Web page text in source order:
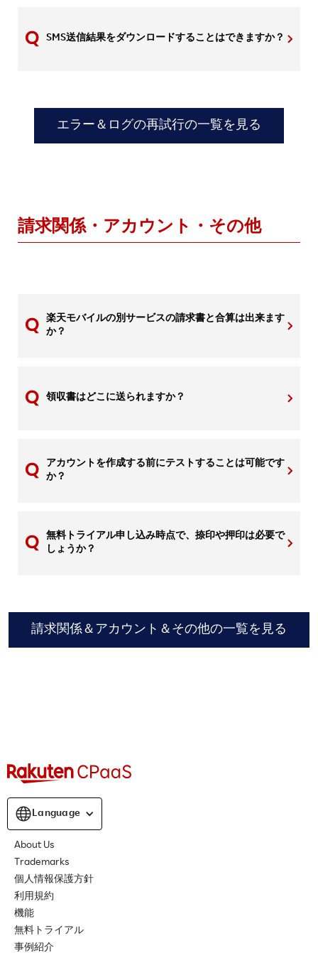
SMS送信結果をダウンロードすることはできますか？
エラー＆ログの再試行の一覧を見る
請求関係・アカウント・その他
楽天モバイルの別サービスの請求書と合算は出来ます
か？
領収書はどこに送られますか？
アカウントを作成する前にテストすることは可能です
か？
無料トライアル申し込み時点で、捺印や押印は必要で
しょうか？
請求関係＆アカウント＆その他の一覧を見る
Language
About Us
Trademarks
個人情報保護方針
利用規約
機能
無料トライアル
事例紹介